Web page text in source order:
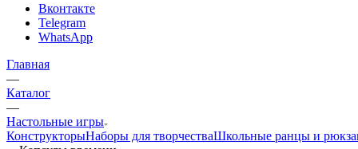
Вконтакте
Telegram
WhatsApp
Главная
—
Каталог
—
Настольные игры
КонструкторыНаборы для творчестваШкольные ранцы и